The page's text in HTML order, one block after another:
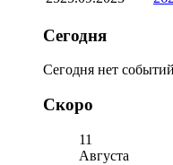
Сегодня
Сегодня нет событий
Скоро
11
Августа